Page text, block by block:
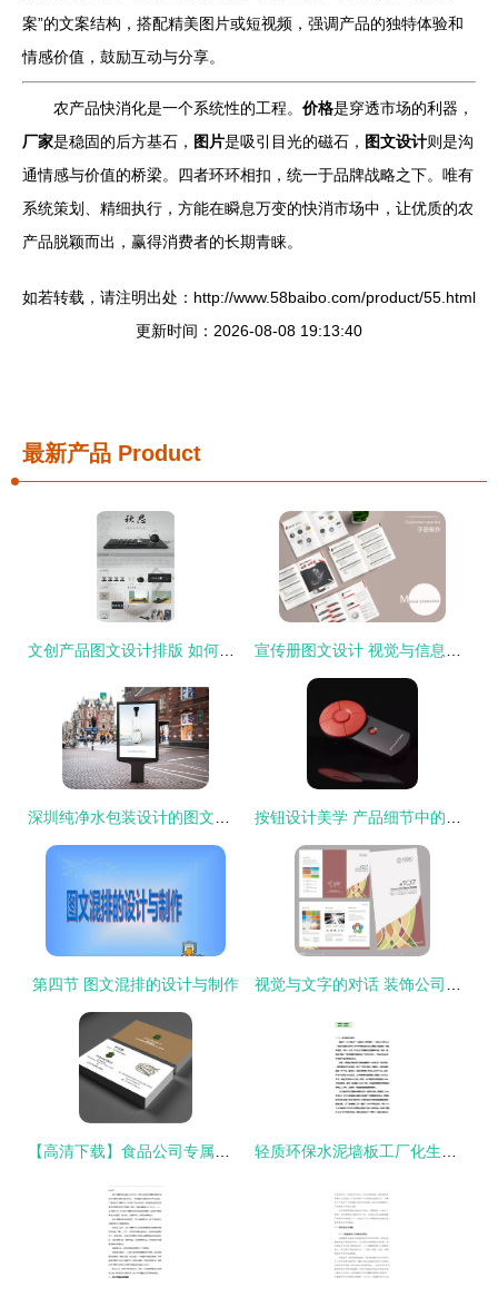
案”的文案结构，搭配精美图片或短视频，强调产品的独特体验和
情感价值，鼓励互动与分享。
农产品快消化是一个系统性的工程。 价格是穿透市场的利器，
厂家是稳固的后方基石， 图片是吸引目光的磁石， 图文设计则是沟
通情感与价值的桥梁。四者环环相扣，统一于品牌战略之下。唯有
系统策划、精细执行，方能在瞬息万变的快消市场中，让优质的农
产品脱颖而出，赢得消费者的长期青睐。
如若转载，请注明出处：http://www.58baibo.com/product/55.html
更新时间：2026-08-08 19:13:40
最新产品 Product
第四节 图文混排的设计与制作